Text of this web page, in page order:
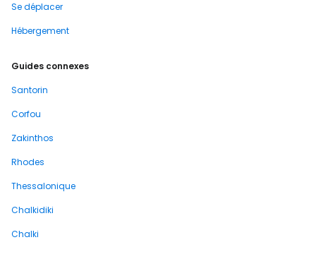
Se déplacer
Hébergement
Guides connexes
Santorin
Corfou
Zakinthos
Rhodes
Thessalonique
Chalkidiki
Chalki